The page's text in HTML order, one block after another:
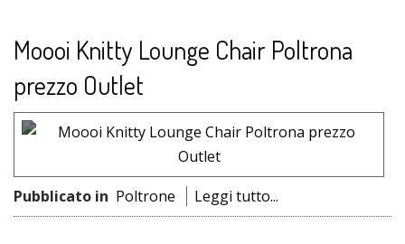
Moooi Knitty Lounge Chair Poltrona
prezzo Outlet
Pubblicato in Poltrone Leggi tutto...